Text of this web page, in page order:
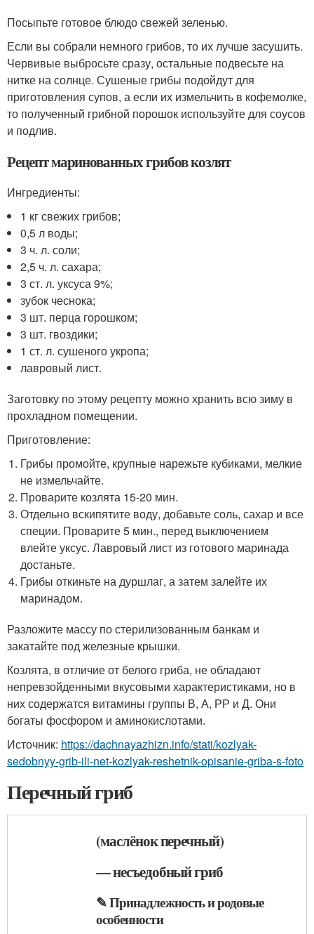
Посыпьте готовое блюдо свежей зеленью.
Если вы собрали немного грибов, то их лучше засушить.
Червивые выбросьте сразу, остальные подвесьте на
нитке на солнце. Сушеные грибы подойдут для
приготовления супов, а если их измельчить в кофемолке,
то полученный грибной порошок используйте для соусов
и подлив.
Рецепт маринованных грибов козлят
Ингредиенты:
1 кг свежих грибов;
0,5 л воды;
3 ч. л. соли;
2,5 ч. л. сахара;
3 ст. л. уксуса 9%;
зубок чеснока;
3 шт. перца горошком;
3 шт. гвоздики;
1 ст. л. сушеного укропа;
лавровый лист.
Заготовку по этому рецепту можно хранить всю зиму в
прохладном помещении.
Приготовление:
Грибы промойте, крупные нарежьте кубиками, мелкие
не измельчайте.
Проварите козлята 15-20 мин.
Отдельно вскипятите воду, добавьте соль, сахар и все
специи. Проварите 5 мин., перед выключением
влейте уксус. Лавровый лист из готового маринада
достаньте.
Грибы откиньте на дуршлаг, а затем залейте их
маринадом.
Разложите массу по стерилизованным банкам и
закатайте под железные крышки.
Козлята, в отличие от белого гриба, не обладают
непревзойденными вкусовыми характеристиками, но в
них содержатся витамины группы В, А, РР и Д. Они
богаты фосфором и аминокислотами.
Источник: https://dachnayazhizn.info/stati/kozlyak-
sedobnyy-grib-ili-net-kozlyak-reshetnik-opisanie-griba-s-foto
Перечный гриб
(маслёнок перечный)
— несъедобный гриб
✎ Принадлежность и родовые
особенности